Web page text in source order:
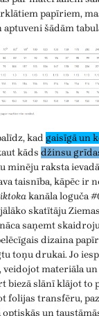
papīriem,
šādām
kad gaisīgā un
kāds džinsu
minēju raksta
taisnība, kāpēc ir
kanāla loguča
skatītāju
saņemt
dizaina
toņu drukai. Jo
veidojot materiāla
biezā slānī klājot to
folijas transfēru,
optiskās un